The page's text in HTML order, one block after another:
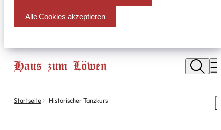
Alle Cookies akzeptieren
Stadt
Neu
SieStartseite Historischer Tanzkurs